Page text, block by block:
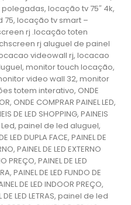
locação tv 75″ 4k,
75, locação tv smart –
rj .locação toten
rj aluguel de painel
videowall rj, locacao
monitor touch locação,
video wall 32, monitor
totem interativo, ONDE
ONDE COMPRAR PAINEL LED,
DE LED SHOPPING, PAINEIS
Led, painel de led aluguel,
LED DUPLA FACE, PAINEL DE
PAINEL DE LED EXTERNO
PREÇO, PAINEL DE LED
PAINEL DE LED FUNDO DE
DE LED INDOOR PREÇO,
DE LED LETRAS, painel de led